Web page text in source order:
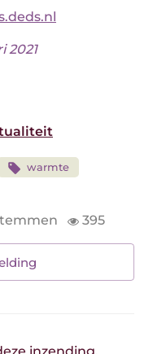
2021
warmte
395